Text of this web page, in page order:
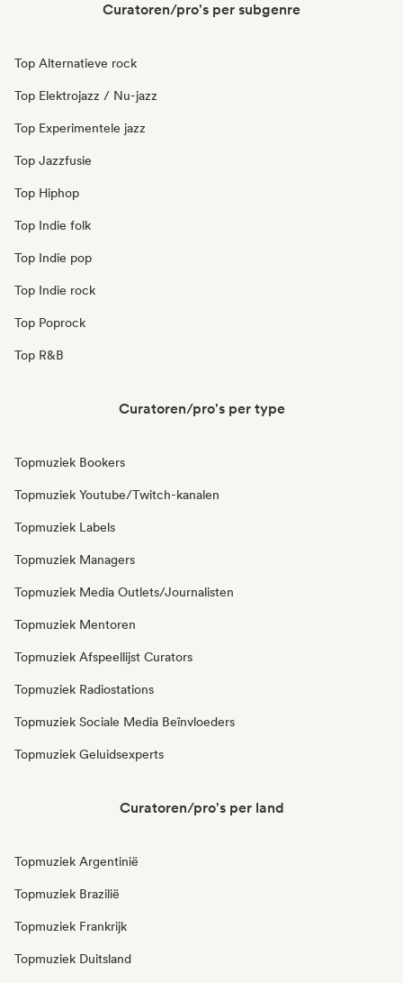
Curatoren/pro's per subgenre
Top Alternatieve rock
Top Elektrojazz / Nu-jazz
Top Experimentele jazz
Top Jazzfusie
Top Hiphop
Top Indie folk
Top Indie pop
Top Indie rock
Top Poprock
Top R&B
Curatoren/pro's per type
Topmuziek Bookers
Topmuziek Youtube/Twitch-kanalen
Topmuziek Labels
Topmuziek Managers
Topmuziek Media Outlets/Journalisten
Topmuziek Mentoren
Topmuziek Afspeellijst Curators
Topmuziek Radiostations
Topmuziek Sociale Media Beïnvloeders
Topmuziek Geluidsexperts
Curatoren/pro's per land
Topmuziek Argentinië
Topmuziek Brazilië
Topmuziek Frankrijk
Topmuziek Duitsland